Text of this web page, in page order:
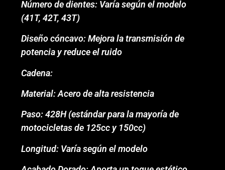
Número de dientes: Varía según el modelo
(41T, 42T, 43T)
Diseño cóncavo: Mejora la transmisión de
potencia y reduce el ruido
Cadena:
Material: Acero de alta resistencia
Paso: 428H (estándar para la mayoría de
motocicletas de 125cc y 150cc)
Longitud: Varía según el modelo